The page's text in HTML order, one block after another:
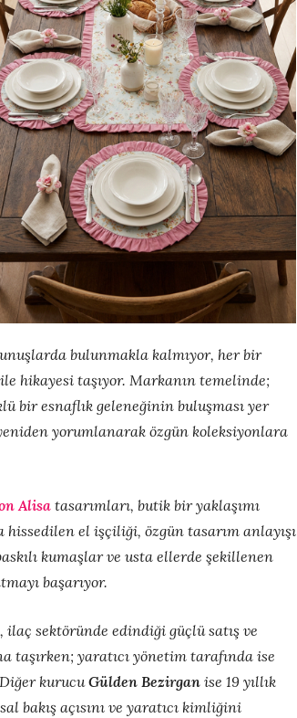
bulunmakla kalmıyor, her bir
hikayesi taşıyor. Markanın temelinde;
bir esnaflık geleneğinin buluşması yer
yorumlanarak özgün koleksiyonlara
Alisatasarımları, butik bir yaklaşımı
el işçiliği, özgün tasarım anlayışı
kumaşlar ve usta ellerde şekillenen
başarıyor.
, ilaç sektöründe edindiği güçlü satış ve
yaratıcı yönetim tarafında ise
kurucuGülden Bezirgan ise 19 yıllık
bakış açısını ve yaratıcı kimliğini